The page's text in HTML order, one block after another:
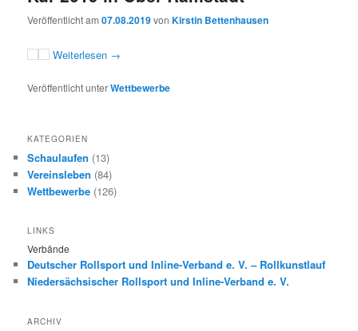
Veröffentlicht am07.08.2019vonKirstin Bettenhausen
Weiterlesen →
Veröffentlicht unterWettbewerbe
KATEGORIEN
Schaulaufen (13)
Vereinsleben (84)
Wettbewerbe (126)
LINKS
Verbände
Deutscher Rollsport und Inline-Verband e. V. – Rollkunstlauf
Niedersächsischer Rollsport und Inline-Verband e. V.
ARCHIV